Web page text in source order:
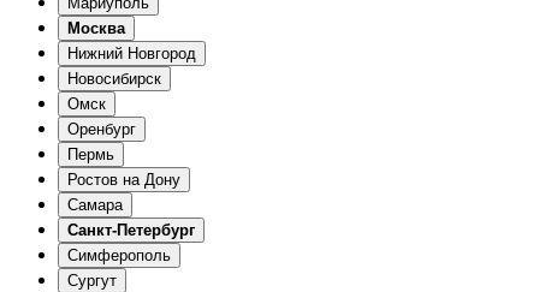
Москва
Нижний Новгород
Новосибирск
Омск
Оренбург
Пермь
Ростов на Дону
Самара
Санкт-Петербург
Симферополь
Сургут